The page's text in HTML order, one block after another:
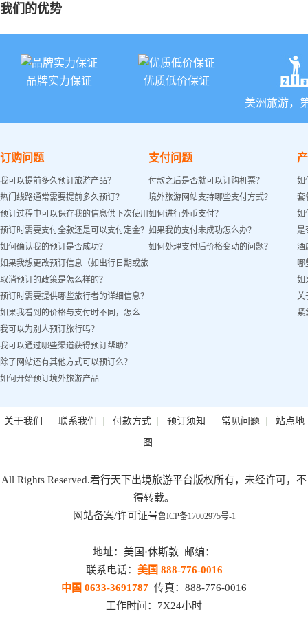
我们的优势
品牌实力保证
优质低价保证
美洲旅游，
订购问题
我可以提前多久预订旅游产品？
热门线路通常需要提前多久预订？
预订过程中可以保存我的信息供下次使用
吗？
预订时需要支付全款还是可以支付定金？
如何确认我的预订是否成功？
如果我想更改预订信息（如出行日期或旅
客姓名）怎么办？
取消预订的政策是怎么样的？
预订时需要提供哪些旅行者的详细信息？
如果我看到的价格与支付时不同，怎么
办？
我可以为别人预订旅行吗？
我可以通过哪些渠道获得预订帮助？
除了网站还有其他方式可以预订么？
如何开始预订境外旅游产品
支付问题
付款之后是否就可以订购机票？
境外旅游网站支持哪些支付方式？
如何进行外币支付？
如果我的支付未成功怎么办？
如何处理支付后价格变动的问题？
如
套
如
是
酒
哪
如
关
紧
关于我们 | 联系我们 | 付款方式| 预订须知 | 常见问题| 站点地
图 |
All Rights Reserved.君行天下出境旅游平台版权所有，未经许可，不
得转载。
网站备案/许可证号鲁ICP备17002975号-1
地址：美国·休斯敦 邮编：
联系电话： 美国 888-776-0016
中国 0633-3691787 传真：888-776-0016
工作时间：7X24小时